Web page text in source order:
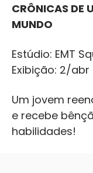
CRÔNICAS DE UM ARISTOCRATA EM OUTRO
MUNDO
Estúdio: EMT
Exibição: 2/abr
Um jovem
e recebe
habilidades!